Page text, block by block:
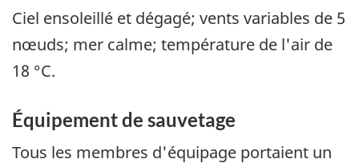
Ciel ensoleillé et dégagé; vents variables de 5
nœuds; mer calme; température de l'air de
18 °C.
Équipement de sauvetage
Tous les membres d'équipage portaient un